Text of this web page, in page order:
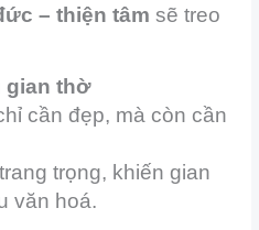
– thiện tâm sẽ treo
gian thờ
cần đẹp, mà còn cần
trọng, khiến gian
văn hoá.